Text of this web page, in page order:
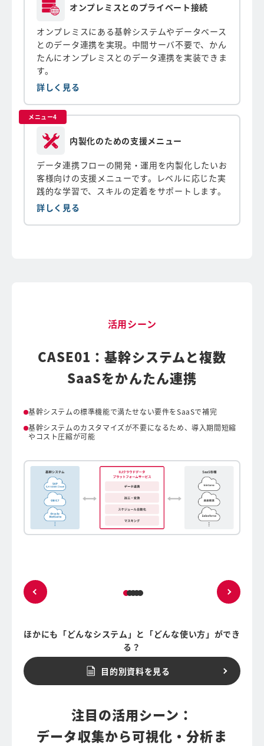
オンプレミスとのプライベート接続
オンプレミスにある基幹システムやデータベース
とのデータ連携を実現。中間サーバ不要で、かん
たんにオンプレミスとのデータ連携を実装できま
す。
詳しく見る
メニュー4
内製化のための支援メニュー
データ連携フローの開発・運用を内製化したいお
客様向けの支援メニューです。レベルに応じた実
践的な学習で、スキルの定着をサポートします。
詳しく見る
活用シーン
CASE01：基幹システムと複数
SaaSをかんたん連携
基幹システムの標準機能で満たせない要件をSaaSで補完
基幹システムのカスタマイズが不要になるため、導入期間短縮
やコスト圧縮が可能
ほかにも「どんなシステム」と「どんな使い方」ができ
る？
目的別資料を見る
注目の活用シーン：
データ収集から可視化・分析ま